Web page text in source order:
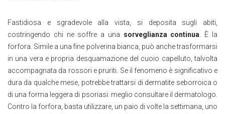
Fastidiosa e sgradevole alla vista, si deposita sugli abiti,
costringendo chi ne soffre a una sorveglianza continua . È la
forfora. Simile a una fine polverina bianca, può anche trasformarsi
in una vera e propria desquamazione del cuoio capelluto, talvolta
accompagnata da rossori e pruriti. Se il fenomeno è significativo e
dura da qualche mese, potrebbe trattarsi di dermatite seborroica o
di una forma leggera di psoriasi: meglio consultare il dermatologo.
Contro la forfora, basta utilizzare, un paio di volte la settimana, uno